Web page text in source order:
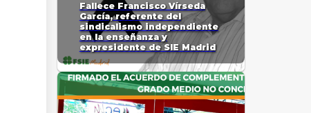
Fallece Francisco Vírseda
García, referente del
sindicalismo independiente
en la enseñanza y
expresidente de SIE Madrid